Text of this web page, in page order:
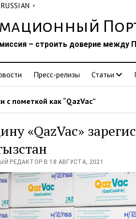
RUSSIAN ▼
– строить доверие между
Пресс-релизы Статьи
с пометкой как “QazVac”
«QazVac»
РЕДАКТОР В 18 АВГУСТА, 2021